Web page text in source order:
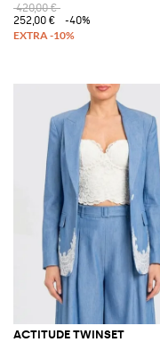
420,00 €
252,00 €
-40%
ACTITUDE TWINSET